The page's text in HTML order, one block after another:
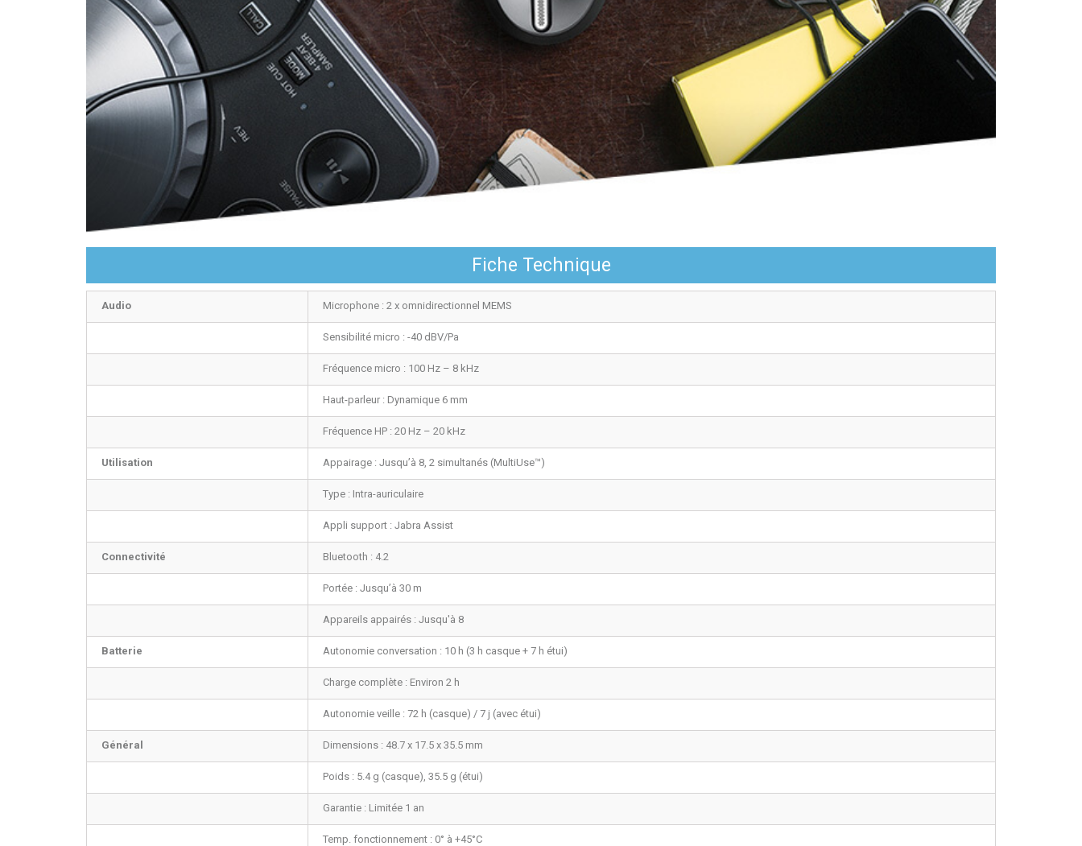
Fiche Technique
Audio Microphone : 2 x omnidirectionnel MEMS
Sensibilité micro : -40 dBV/Pa
Fréquence micro : 100 Hz – 8 kHz
Haut-parleur : Dynamique 6 mm
Fréquence HP : 20 Hz – 20 kHz
Utilisation Appairage : Jusqu’à 8, 2 simultanés (MultiUse™)
Type : Intra-auriculaire
Appli support : Jabra Assist
Connectivité Bluetooth : 4.2
Portée : Jusqu’à 30 m
Appareils appairés : Jusqu'à 8
Batterie Autonomie conversation : 10 h (3 h casque + 7 h étui)
Charge complète : Environ 2 h
Autonomie veille : 72 h (casque) / 7 j (avec étui)
Général Dimensions : 48.7 x 17.5 x 35.5 mm
Poids : 5.4 g (casque), 35.5 g (étui)
Garantie : Limitée 1 an
Temp. fonctionnement : 0° à +45°C